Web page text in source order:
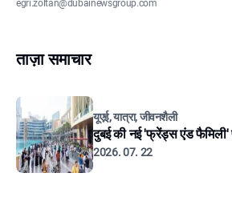
egri.zoltan@dubainewsgroup.com
ताज़ा समाचार
यूएई, यात्रा, जीवनशैली
दुबई की नई 'फ्रेंड्स एंड
2026. 07. 22